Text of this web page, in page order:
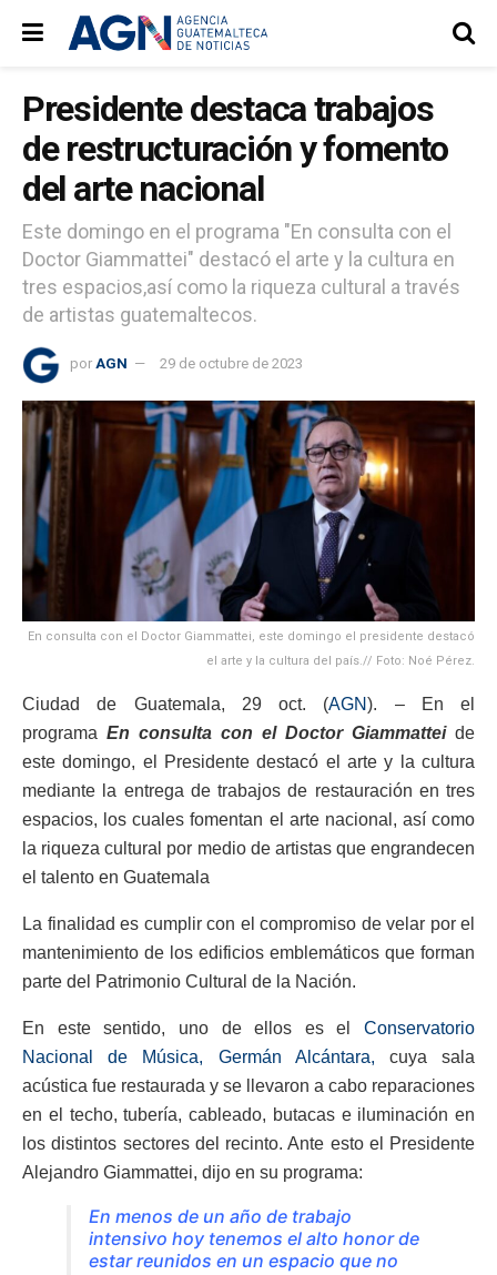
Presidente destaca trabajos
de restructuración y fomento
del arte nacional
Este domingo en el programa "En consulta con el
Doctor Giammattei" destacó el arte y la cultura en
tres espacios,así como la riqueza cultural a través
de artistas guatemaltecos.
por AGN 29 de octubre de 2023
En consulta con el Doctor Giammattei, este domingo el presidente destacó
el arte y la cultura del país.// Foto: Noé Pérez.
Ciudad de Guatemala, 29 oct. (AGN). – En el
programa En consulta con el Doctor Giammatteide
este domingo, el Presidente destacó el arte y la cultura
mediante la entrega de trabajos de restauración en tres
espacios, los cuales fomentan el arte nacional, así como
la riqueza cultural por medio de artistas que engrandecen
el talento en Guatemala
La finalidad es cumplir con el compromiso de velar por el
mantenimiento de los edificios emblemáticos que forman
parte del Patrimonio Cultural de la Nación.
En este sentido, uno de ellos es el Conservatorio
Nacional de Música, Germán Alcántara, cuya sala
acústica fue restaurada y se llevaron a cabo reparaciones
en el techo, tubería, cableado, butacas e iluminación en
los distintos sectores del recinto. Ante esto el Presidente
Alejandro Giammattei, dijo en su programa:
En menos de un año de trabajo
intensivo hoy tenemos el alto honor de
estar reunidos en un espacio que no